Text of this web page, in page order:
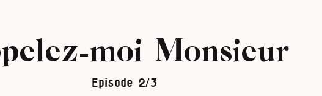
moi Monsieur
Episode 2/3